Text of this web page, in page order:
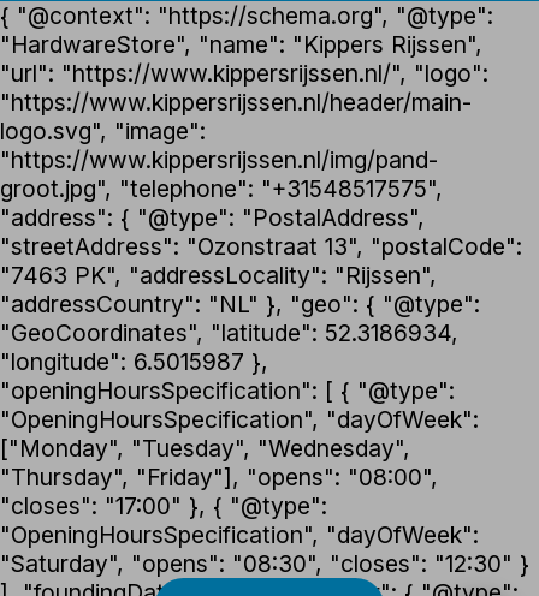
{ "@context": "https://schema.org", "@type":
"HardwareStore", "name": "Kippers Rijssen",
"url": "https://www.kippersrijssen.nl/", "logo":
"https://www.kippersrijssen.nl/header/main-
logo.svg", "image":
"https://www.kippersrijssen.nl/img/pand-
groot.jpg", "telephone": "+31548517575",
"address": { "@type": "PostalAddress",
"streetAddress": "Ozonstraat 13", "postalCode":
"7463 PK", "addressLocality": "Rijssen",
"addressCountry": "NL" }, "geo": { "@type":
"GeoCoordinates", "latitude": 52.3186934,
"longitude": 6.5015987 },
"openingHoursSpecification": [ { "@type":
"OpeningHoursSpecification", "dayOfWeek":
["Monday", "Tuesday", "Wednesday",
"Thursday", "Friday"], "opens": "08:00",
"closes": "17:00" }, { "@type":
"OpeningHoursSpecification", "dayOfWeek":
"Saturday", "opens": "08:30", "closes": "12:30" }